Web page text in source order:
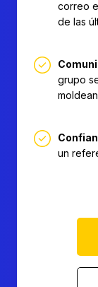
correo
de las
grupo
un